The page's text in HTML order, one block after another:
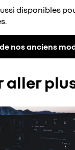
disponibles
nos anciens
aller